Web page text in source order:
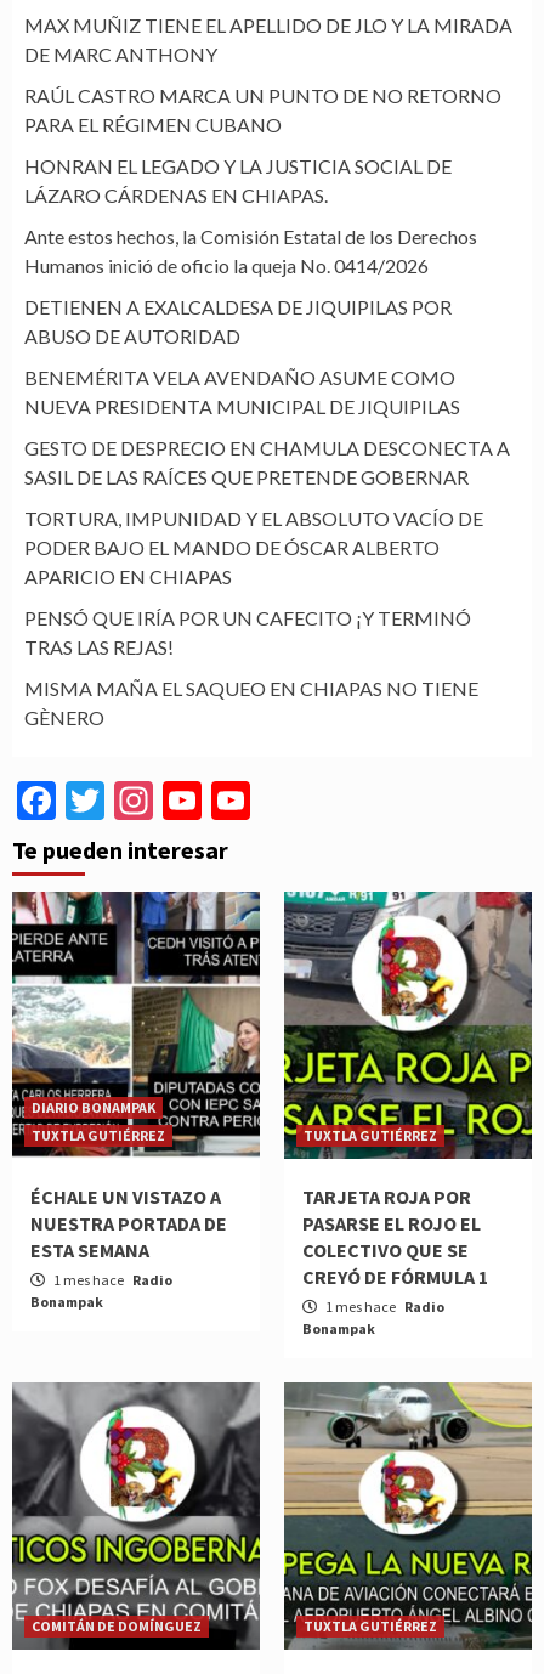
MAX MUÑIZ TIENE EL APELLIDO DE JLO Y LA MIRADA
DE MARC ANTHONY
RAÚL CASTRO MARCA UN PUNTO DE NO RETORNO
PARA EL RÉGIMEN CUBANO
HONRAN EL LEGADO Y LA JUSTICIA SOCIAL DE
LÁZARO CÁRDENAS EN CHIAPAS.
Ante estos hechos, la Comisión Estatal de los Derechos
Humanos inició de oficio la queja No. 0414/2026
DETIENEN A EXALCALDESA DE JIQUIPILAS POR
ABUSO DE AUTORIDAD
BENEMÉRITA VELA AVENDAÑO ASUME COMO
NUEVA PRESIDENTA MUNICIPAL DE JIQUIPILAS
GESTO DE DESPRECIO EN CHAMULA DESCONECTA A
SASIL DE LAS RAÍCES QUE PRETENDE GOBERNAR
TORTURA, IMPUNIDAD Y EL ABSOLUTO VACÍO DE
PODER BAJO EL MANDO DE ÓSCAR ALBERTO
APARICIO EN CHIAPAS
PENSÓ QUE IRÍA POR UN CAFECITO ¡Y TERMINÓ
TRAS LAS REJAS!
MISMA MAÑA EL SAQUEO EN CHIAPAS NO TIENE
GÈNERO
Facebook
Twitter
Instagram
YouTube
Te pueden interesar
DIARIO BONAMPAK
TUXTLA GUTIÉRREZ
ÉCHALE UN VISTAZO A
NUESTRA PORTADA DE
ESTA SEMANA
1 mes hace Radio
Bonampak
TUXTLA GUTIÉRREZ
TARJETA ROJA POR
PASARSE EL ROJO EL
COLECTIVO QUE SE
CREYÓ DE FÓRMULA 1
1 mes hace Radio
Bonampak
COMITÁN DE DOMÍNGUEZ TUXTLA GUTIÉRREZ